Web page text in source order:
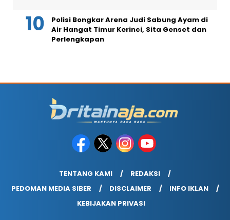
Polisi Bongkar Arena Judi Sabung Ayam di
Air Hangat Timur Kerinci, Sita Genset dan
Perlengkapan
TENTANG KAMI
REDAKSI
PEDOMAN MEDIA SIBER
DISCLAIMER
INFO IKLAN
KEBIJAKAN PRIVASI